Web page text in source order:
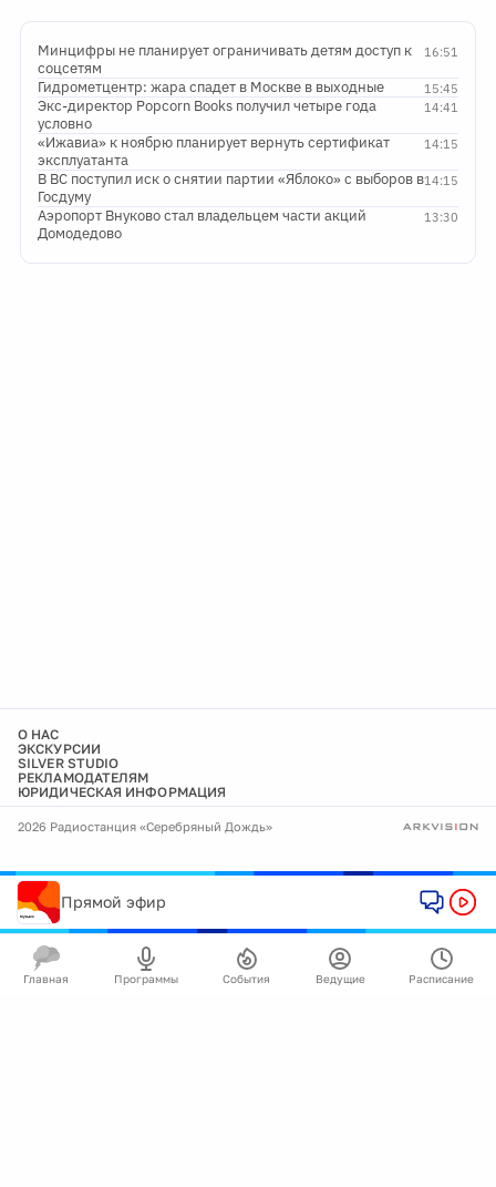
16:51
Минцифры не планирует ограничивать детям доступ к
соцсетям
15:45
Гидрометцентр: жара спадет в Москве в выходные
14:41
Экс-директор Popcorn Books получил четыре года
условно
14:15
«Ижавиа» к ноябрю планирует вернуть сертификат
эксплуатанта
14:15
В ВС поступил иск о снятии партии «Яблоко» с выборов в
Госдуму
13:30
Аэропорт Внуково стал владельцем части акций
Домодедово
О НАС
ЭКСКУРСИИ
SILVER STUDIO
РЕКЛАМОДАТЕЛЯМ
ЮРИДИЧЕСКАЯ ИНФОРМАЦИЯ
2026 Радиостанция «Серебряный Дождь»
Прямой эфир
Главная Программы События Ведущие Расписание